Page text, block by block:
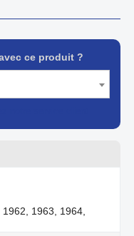
ce produit ?
1963, 1964,